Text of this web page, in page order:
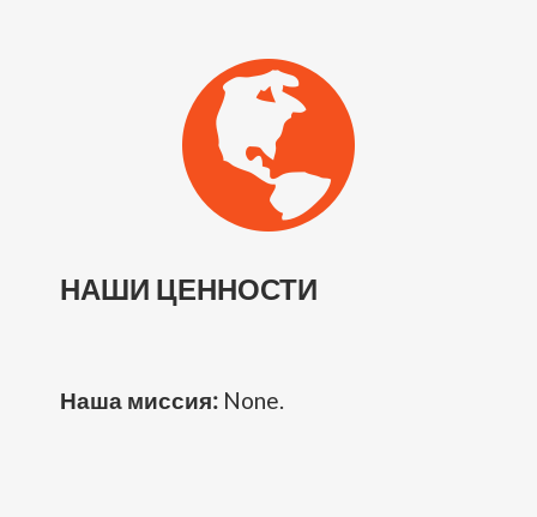
НАШИ ЦЕННОСТИ
Наша миссия: None.